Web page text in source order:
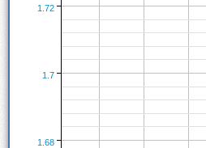
1.7
1.68
1.72